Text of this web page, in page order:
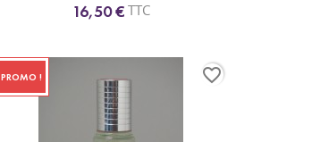
16,50 € TTC
PROMO ! favorite_border